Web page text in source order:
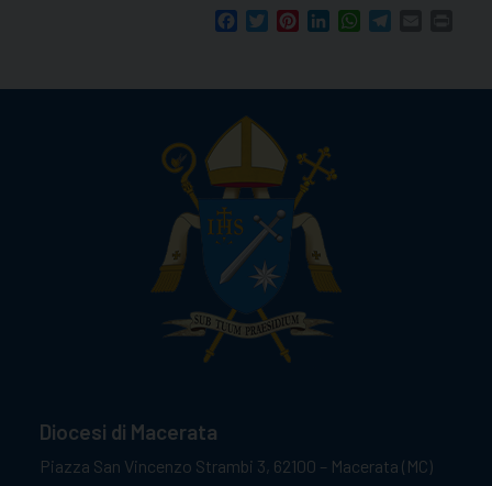
FacebookTwitterPinterestLinkedInWhatsApp
Diocesi di Macerata
Piazza San Vincenzo Strambi 3, 62100 – Macerata (MC)